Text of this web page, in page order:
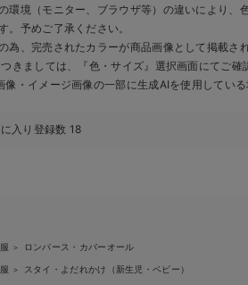
環境（モニター、ブラウザ等）の違いにより、
。予めご了承ください。
為、完売されたカラーが商品画像として掲載さ
きましては、『色・サイズ』選択画面にてご確
像・イメージ画像の一部に生成AIを使用している
入り登録数 18
＞ ロンパース・カバーオール
＞ スタイ・よだれかけ（新生児・ベビー）